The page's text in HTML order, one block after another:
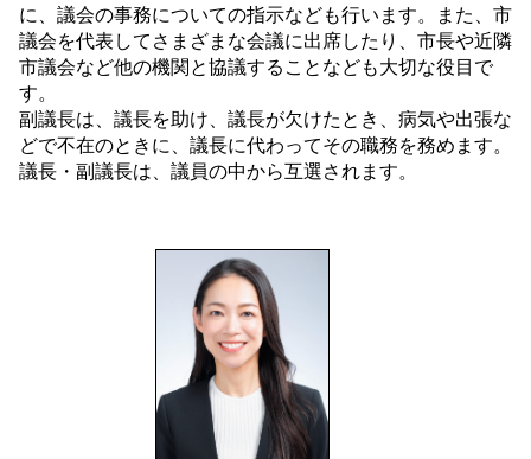
に、議会の事務についての指示なども行います。また、市
議会を代表してさまざまな会議に出席したり、市長や近隣
市議会など他の機関と協議することなども大切な役目で
す。
副議長は、議長を助け、議長が欠けたとき、病気や出張な
どで不在のときに、議長に代わってその職務を務めます。
議長・副議長は、議員の中から互選されます。